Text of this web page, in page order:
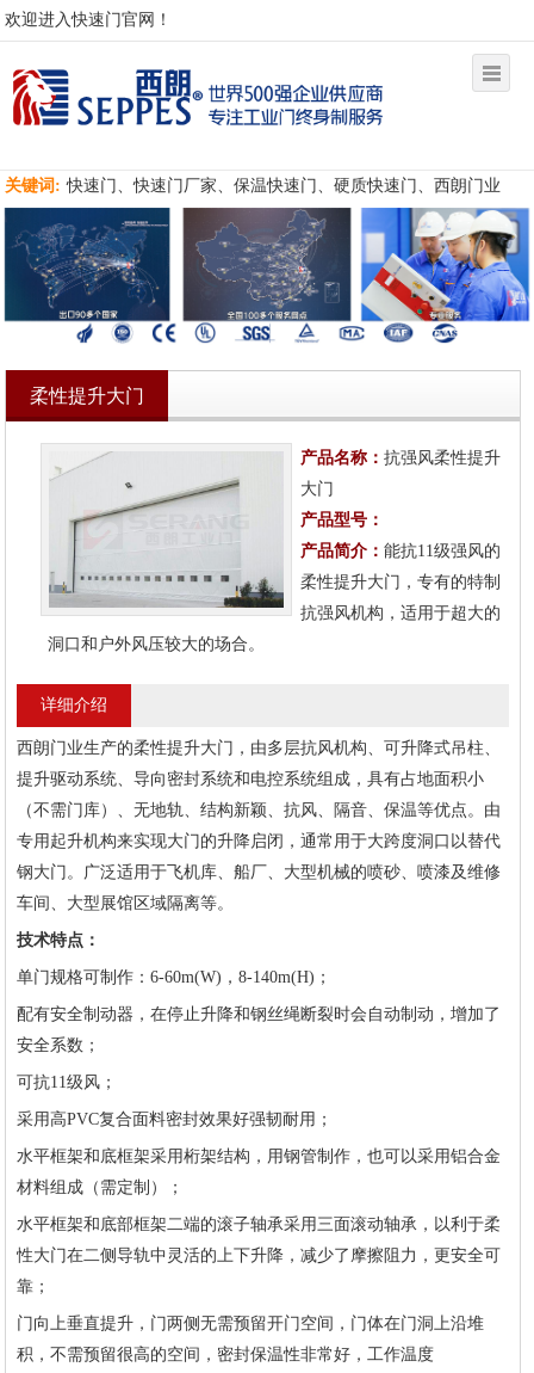
欢迎进入快速门官网！
关键词: 快速门、快速门厂家、保温快速门、硬质快速门、西朗门业
柔性提升大门
产品名称：抗强风柔性提升
大门
产品型号：
产品简介：能抗11级强风的
柔性提升大门，专有的特制
抗强风机构，适用于超大的
洞口和户外风压较大的场合。
详细介绍
西朗门业生产的柔性提升大门，由多层抗风机构、可升降式吊柱、
提升驱动系统、导向密封系统和电控系统组成，具有占地面积小
（不需门库）、无地轨、结构新颖、抗风、隔音、保温等优点。由
专用起升机构来实现大门的升降启闭，通常用于大跨度洞口以替代
钢大门。广泛适用于飞机库、船厂、大型机械的喷砂、喷漆及维修
车间、大型展馆区域隔离等。
技术特点：
单门规格可制作：6-60m(W) ，8-140m(H) ；
配有安全制动器，在停止升降和钢丝绳断裂时会自动制动，增加了
安全系数；
可抗11级风；
采用高PVC复合面料密封效果好强韧耐用；
水平框架和底框架采用桁架结构，用钢管制作，也可以采用铝合金
材料组成（需定制）；
水平框架和底部框架二端的滚子轴承采用三面滚动轴承，以利于柔
性大门在二侧导轨中灵活的上下升降，减少了摩擦阻力，更安全可
靠；
门向上垂直提升，门两侧无需预留开门空间，门体在门洞上沿堆
积，不需预留很高的空间，密封保温性非常好，工作温度